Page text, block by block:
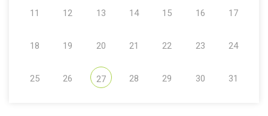
11 12 13 14 15 16 17
18 19 20 21 22 23 24
25 26 27 28 29 30 31